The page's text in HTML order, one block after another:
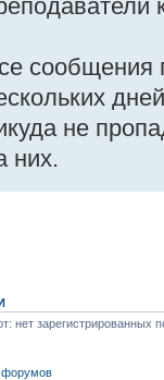
сообщения
не
них.
нет зарегистрированных
форумов